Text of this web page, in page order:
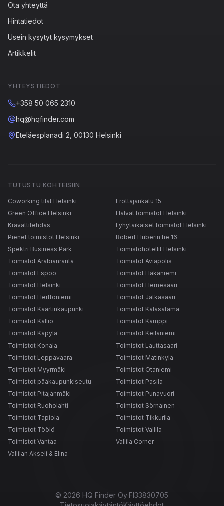
Ota yhteyttä
Hintatiedot
Usein kysytyt kysymykset
Artikkelit
YHTEYSTIEDOT
+358 50 065 2310
hq@hqfinder.com
Eteläesplanadi 2, 00130 Helsinki
TUTUSTU KOHTEISIIN
Coworking tilat Helsinki
Erottajankatu 15
Green Office Helsinki
Halvat toimistot Helsinki
Kravattitehdas
Lyhytaikaiset toimistot Helsinki
Pienet toimistot Helsinki
Robert Huberin tie 16
Spektri Business Park
Toimistohotellit Helsinki
Toimistot Arabianranta
Toimistot Aviapolis
Toimistot Espoo
Toimistot Hakaniemi
Toimistot Helsinki
Toimistot Hernesaari
Toimistot Herttoniemi
Toimistot Jätkäsaari
Toimistot Kaartinkaupunki
Toimistot Kalasatama
Toimistot Kallio
Toimistot Kamppi
Toimistot Käpylä
Toimistot Keilaniemi
Toimistot Konala
Toimistot Lauttasaari
Toimistot Leppävaara
Toimistot Matinkylä
Toimistot Myyrmäki
Toimistot Otaniemi
Toimistot pääkaupunkiseutu
Toimistot Pasila
Toimistot Pitäjänmäki
Toimistot Punavuori
Toimistot Ruoholahti
Toimistot Sörnäinen
Toimistot Tapiola
Toimistot Tikkurila
Toimistot Töölö
Toimistot Vallila
Toimistot Vantaa
Vallila Corner
Vallilan Akseli & Elina
© 2026 HQ Finder Oy·FI33830705